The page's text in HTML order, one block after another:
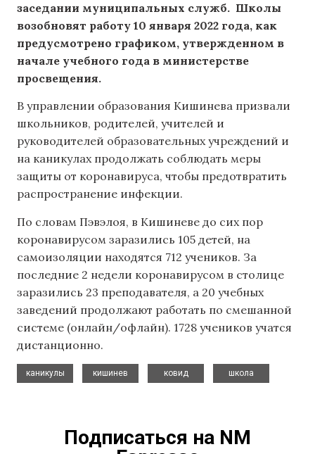
заседании муниципальных служб. Школы
возобновят работу 10 января 2022 года, как
предусмотрено графиком, утвержденном в
начале учебного года в министерстве
просвещения.
В управлении образования Кишинева призвали
школьников, родителей, учителей и
руководителей образовательных учреждений и
на каникулах продолжать соблюдать меры
защиты от коронавируса, чтобы предотвратить
распространение инфекции.
По словам Пэвэлоя, в Кишиневе до сих пор
коронавирусом заразились 105 детей, на
самоизоляции находятся 712 учеников. За
последние 2 недели коронавирусом в столице
заразились 23 преподавателя, а 20 учебных
заведений продолжают работать по смешанной
системе (онлайн/офлайн). 1728 учеников учатся
дистанционно.
каникулы
кишинев
ковид
школа
Подписаться на NM